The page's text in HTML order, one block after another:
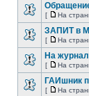
[ На
ЗАПИТ в
[ На
На
[ На
ГАИшник
[ На